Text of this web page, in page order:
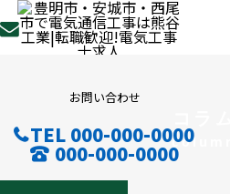
お問い合わせ
TEL 000-000-0000
000-000-0000column